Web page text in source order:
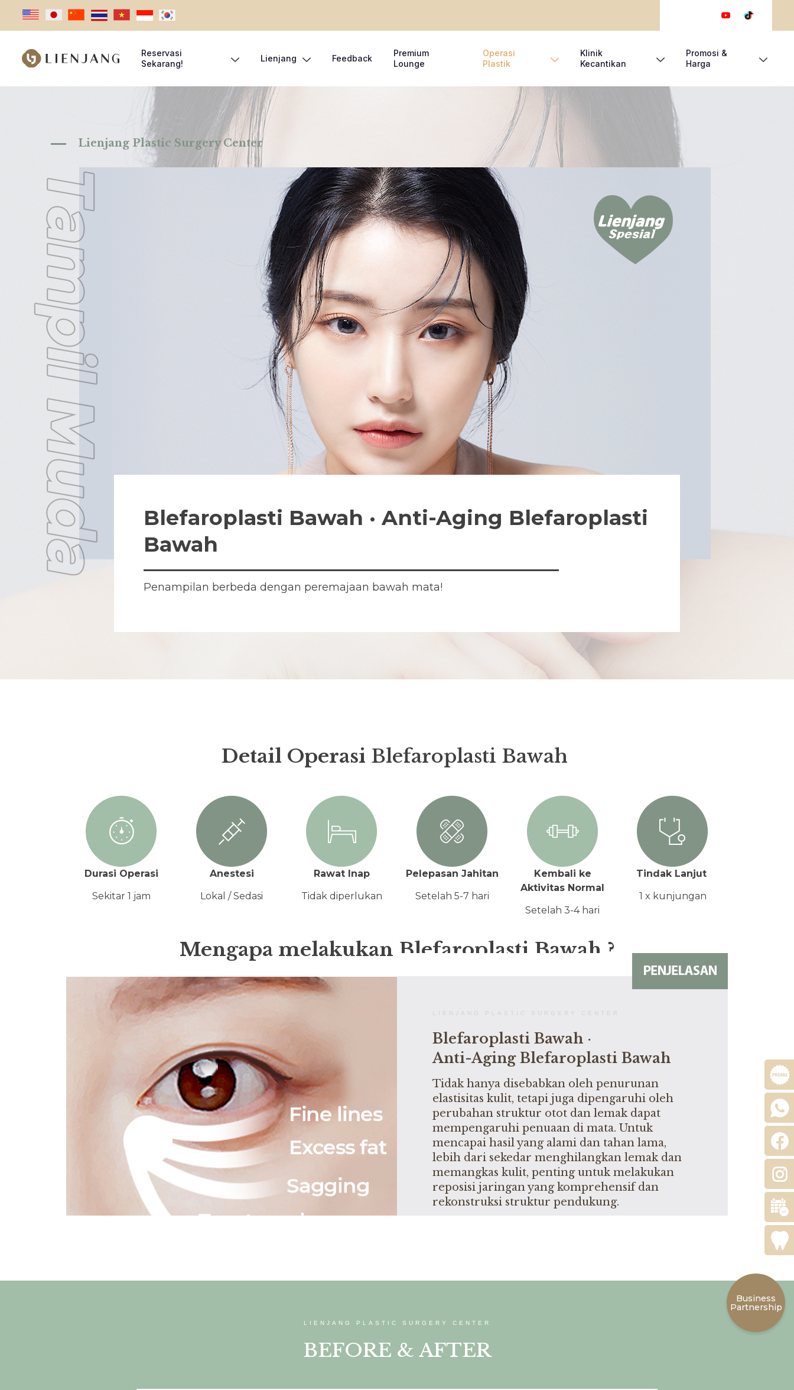
Business
Partnership
Reservasi
Sekarang!
Lienjang Feedback
Premium
Lounge
Operasi
Plastik
Klinik
Kecantikan
Promosi &
Harga
Lienjang Plastic Surgery Center
Blefaroplasti Bawah · Anti-Aging Blefaroplasti
Bawah
Penampilan berbeda dengan peremajaan bawah mata!
Detail Operasi Blefaroplasti Bawah
Durasi Operasi
Sekitar 1 jam
Anestesi
Lokal / Sedasi
Rawat Inap
Tidak diperlukan
Pelepasan Jahitan
Setelah 5-7 hari
Kembali ke
Aktivitas Normal
Setelah 3-4 hari
Tindak Lanjut
1 x kunjungan
Mengapa melakukan Blefaroplasti Bawah ?
LIENJANG PLASTIC SURGERY CENTER
Blefaroplasti Bawah ·
Anti-Aging Blefaroplasti Bawah
Tidak hanya disebabkan oleh penurunan
elastisitas kulit, tetapi juga dipengaruhi oleh
perubahan struktur otot dan lemak dapat
mempengaruhi penuaan di mata. Untuk
mencapai hasil yang alami dan tahan lama,
lebih dari sekedar menghilangkan lemak dan
memangkas kulit, penting untuk melakukan
reposisi jaringan yang komprehensif dan
rekonstruksi struktur pendukung.
LIENJANG PLASTIC SURGERY CENTER
BEFORE & AFTER